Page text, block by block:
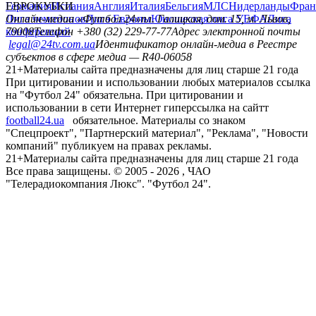
ГерманияИспанияАнглияИталияБельгияМЛСНидерланды
ЕВРОКУБКИ
Лига чемпионовЛига ЕвропыЮношеская лига УЕФАЛига
конференций
Онлайн-медиа «Футбол 24»пл. Галицкая, дом. 15, м. Львов,
79008Телефон +380 (32) 229-77-77Адрес электронной почты
legal@24tv.com.uaИдентификатор онлайн-медиа в Реестре
субъектов в сфере медиа — R40-06058
21+Материалы сайта предназначены для лиц старше 21 года
При цитировании и использовании любых материалов ссылка
на "Футбол 24" обязательна. При цитировании и
использовании в сети Интернет гиперссылка на сайтт
football24.ua
обязательное. Материалы со знаком
"Спецпроект", "Партнерский материал", "Реклама", "Новости
компаний" публикуем на правах рекламы.
21+Материалы сайта предназначены для лиц старше 21 года
Все права защищены. © 2005 - 2026 , ЧАО
"Телерадиокомпания Люкс". "Футбол 24".